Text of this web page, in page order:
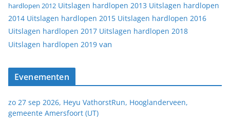
hardlopen 2012 Uitslagen hardlopen 2013 Uitslagen hardlopen
2014 Uitslagen hardlopen 2015 Uitslagen hardlopen 2016
Uitslagen hardlopen 2017 Uitslagen hardlopen 2018
Uitslagen hardlopen 2019 van
Evenementen
zo 27 sep 2026, Heyu VathorstRun, Hooglanderveen,
gemeente Amersfoort (UT)